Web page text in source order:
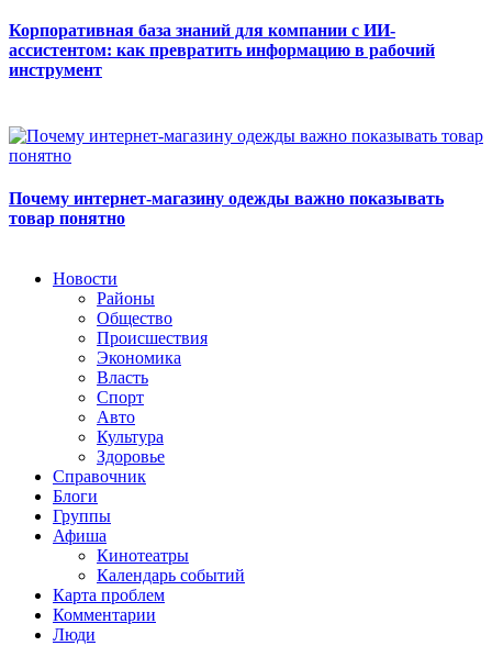
Корпоративная база знаний для компании с ИИ-
ассистентом: как превратить информацию в рабочий
инструмент
Почему интернет-магазину одежды важно показывать
товар понятно
Новости
Районы
Общество
Происшествия
Экономика
Власть
Спорт
Авто
Культура
Здоровье
Справочник
Блоги
Группы
Афиша
Кинотеатры
Календарь событий
Карта проблем
Комментарии
Люди